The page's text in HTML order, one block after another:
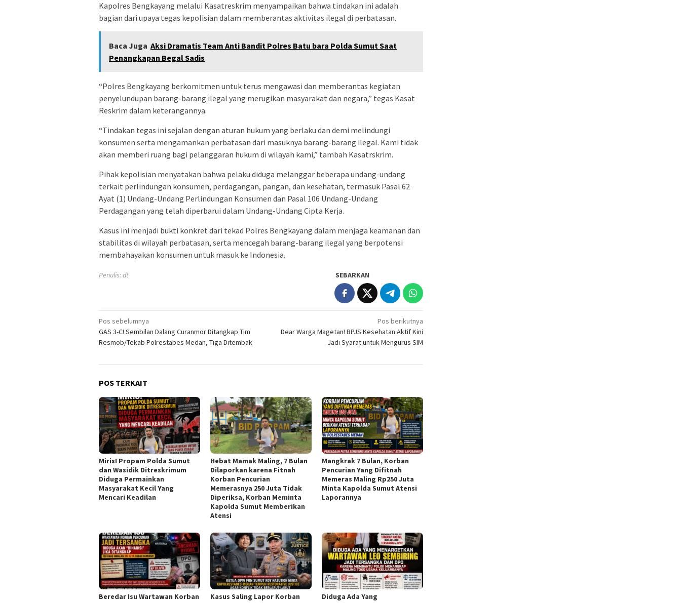
Kapolres Bengkayang melalui Kasatreskrim menyampaikan bahwa tindakan ini adalah
bagian dari upaya tegas kepolisian dalam memberantas aktivitas ilegal di perbatasan.
Baca Juga Aksi Dramatis Team Anti Bandit Polres Batu bara Polda Sumut Saat
Penangkapan Begal Sadis
“Polres Bengkayang berkomitmen untuk terus mengawasi dan memberantas kegiatan
penyelundupan barang-barang ilegal yang merugikan masyarakat dan negara,” tegas Kasat
Reskrim dalam keterangannya.
“Tindakan tegas ini sejalan dengan aturan hukum yang berlaku dan demi melindungi
konsumen serta mengamankan perbatasan dari masuknya barang-barang ilegal. Kami tidak
akan memberi ruang bagi pelanggaran hukum di wilayah kami,” tambah Kasatrskrim.
Pihak kepolisian menyatakan bahwa pelaku diduga melanggar beberapa undang-undang
terkait perlindungan konsumen, perdagangan, pangan, dan kesehatan, termasuk Pasal 62
Ayat (1) Undang-Undang Perlindungan Konsumen dan Pasal 106 Undang-Undang
Perdagangan yang telah diperbarui dalam Undang-Undang Cipta Kerja.
Kasus ini menjadi bukti konkret dari tekad Polres Bengkayang dalam menjaga keamanan dan
stabilitas di wilayah perbatasan, serta mencegah barang-barang ilegal yang berpotensi
membahayakan konsumen untuk masuk ke Indonesia.
Penulis: dt SEBARKAN
Navigasi
pos
Pos sebelumnya
GAS 3-C! Sembilan Dalang Curanmor Ditangkap Tim
Resmob/Tekab Polrestabes Medan, Tiga Ditembak
Pos berikutnya
Dear Warga Magetan! BPJS Kesehatan Aktif Kini
Jadi Syarat untuk Mengurus SIM
POS TERKAIT
Miris! Propam Polda Sumut
dan Wasidik Ditreskrimum
Diduga Permainkan
Masyarakat Kecil Yang
Mencari Keadilan
Hebat Mamak Maling, 7 Bulan
Dilaporkan karena Fitnah
Korban Pencurian
Memerasnya 250 Juta Tidak
Diperiksa, Korban Meminta
Kapolda Sumut Memberikan
Atensi
Mangkrak 7 Bulan, Korban
Pencurian Yang Difitnah
Memeras Maling Rp250 Juta
Minta Kapolda Sumut Atensi
Laporannya
Beredar Isu Wartawan Korban
Kasus Saling Lapor Korban
Diduga Ada Yang